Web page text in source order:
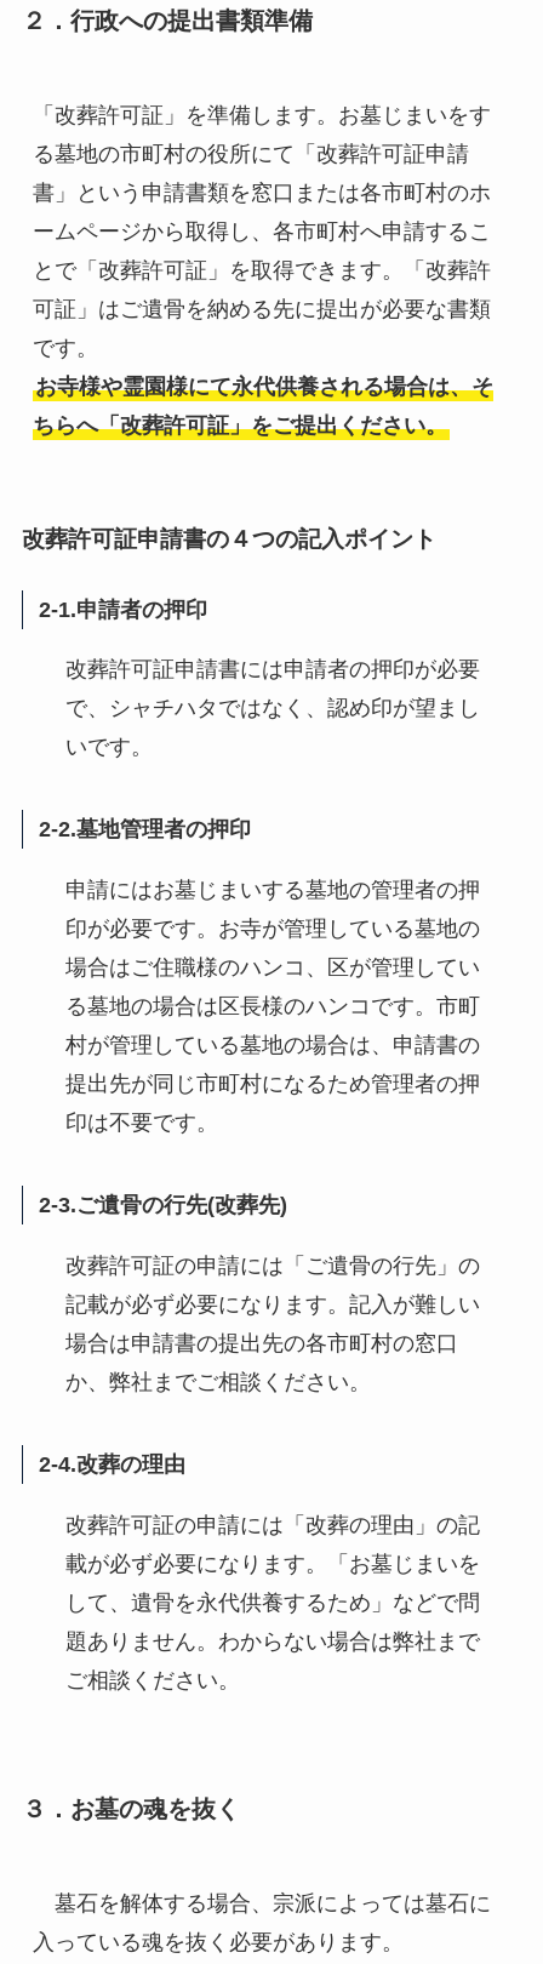
２．行政への提出書類準備
「改葬許可証」を準備します。お墓じまいをす
る墓地の市町村の役所にて「改葬許可証申請
書」という申請書類を窓口または各市町村のホ
ームページから取得し、各市町村へ申請するこ
とで「改葬許可証」を取得できます。「改葬許
可証」はご遺骨を納める先に提出が必要な書類
お寺様や霊園様にて永代供養される場合は、そ
ちらへ「改葬許可証」をご提出ください。
改葬許可証申請書の４つの記入ポイント
2-1.申請者の押印
改葬許可証申請書には申請者の押印が必要
で、シャチハタではなく、認め印が望まし
いです。
2-2.墓地管理者の押印
申請にはお墓じまいする墓地の管理者の押
印が必要です。お寺が管理している墓地の
場合はご住職様のハンコ、区が管理してい
る墓地の場合は区長様のハンコです。市町
村が管理している墓地の場合は、申請書の
提出先が同じ市町村になるため管理者の押
印は不要です。
2-3.ご遺骨の行先(改葬先)
改葬許可証の申請には「ご遺骨の行先」の
記載が必ず必要になります。記入が難しい
場合は申請書の提出先の各市町村の窓口
か、弊社までご相談ください。
2-4.改葬の理由
改葬許可証の申請には「改葬の理由」の記
載が必ず必要になります。「お墓じまいを
して、遺骨を永代供養するため」などで問
題ありません。わからない場合は弊社まで
ご相談ください。
３．お墓の魂を抜く
墓石を解体する場合、宗派によっては墓石に
入っている魂を抜く必要があります。